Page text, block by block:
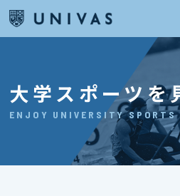
大学スポーツを
ENJOY UNIVERSITY SPORTS